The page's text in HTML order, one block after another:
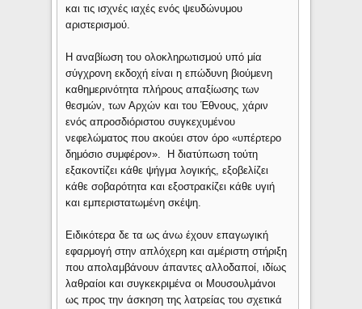
και τις ισχνές ιαχές ενός ψευδώνυμου
αριστερισμού.
Η αναβίωση του ολοκληρωτισμού υπό μία
σύγχρονη εκδοχή είναι η επώδυνη βιούμενη
καθημερινότητα πλήρους απαξίωσης των
θεσμών, των Αρχών και του Έθνους, χάριν
ενός απροσδιόριστου συγκεχυμένου
νεφελώματος που ακούει στον όρο «υπέρτερο
δημόσιο συμφέρον». Η διατύπωση τούτη
εξακοντίζει κάθε ψήγμα λογικής, εξοβελίζει
κάθε σοβαρότητα και εξοστρακίζει κάθε υγιή
και εμπεριστατωμένη σκέψη.
Ειδικότερα δε τα ως άνω έχουν επαγωγική
εφαρμογή στην απλόχερη και αμέριστη στήριξη
που απολαμβάνουν άπαντες αλλοδαποί, ιδίως
λαθραίοι και συγκεκριμένα οι Μουσουλμάνοι
ως προς την άσκηση της λατρείας του σχετικά